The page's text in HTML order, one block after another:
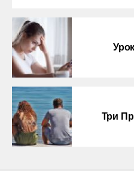
Три